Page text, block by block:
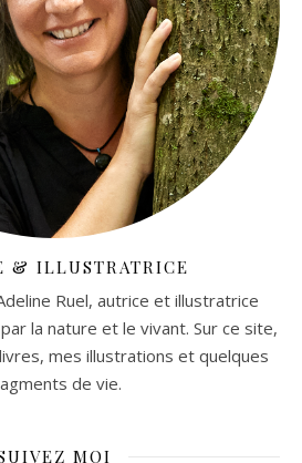
& ILLUSTRATRICE
Ruel, autrice et illustratrice
la nature et le vivant. Sur ce site,
mes illustrations et quelques
de vie.
MOI